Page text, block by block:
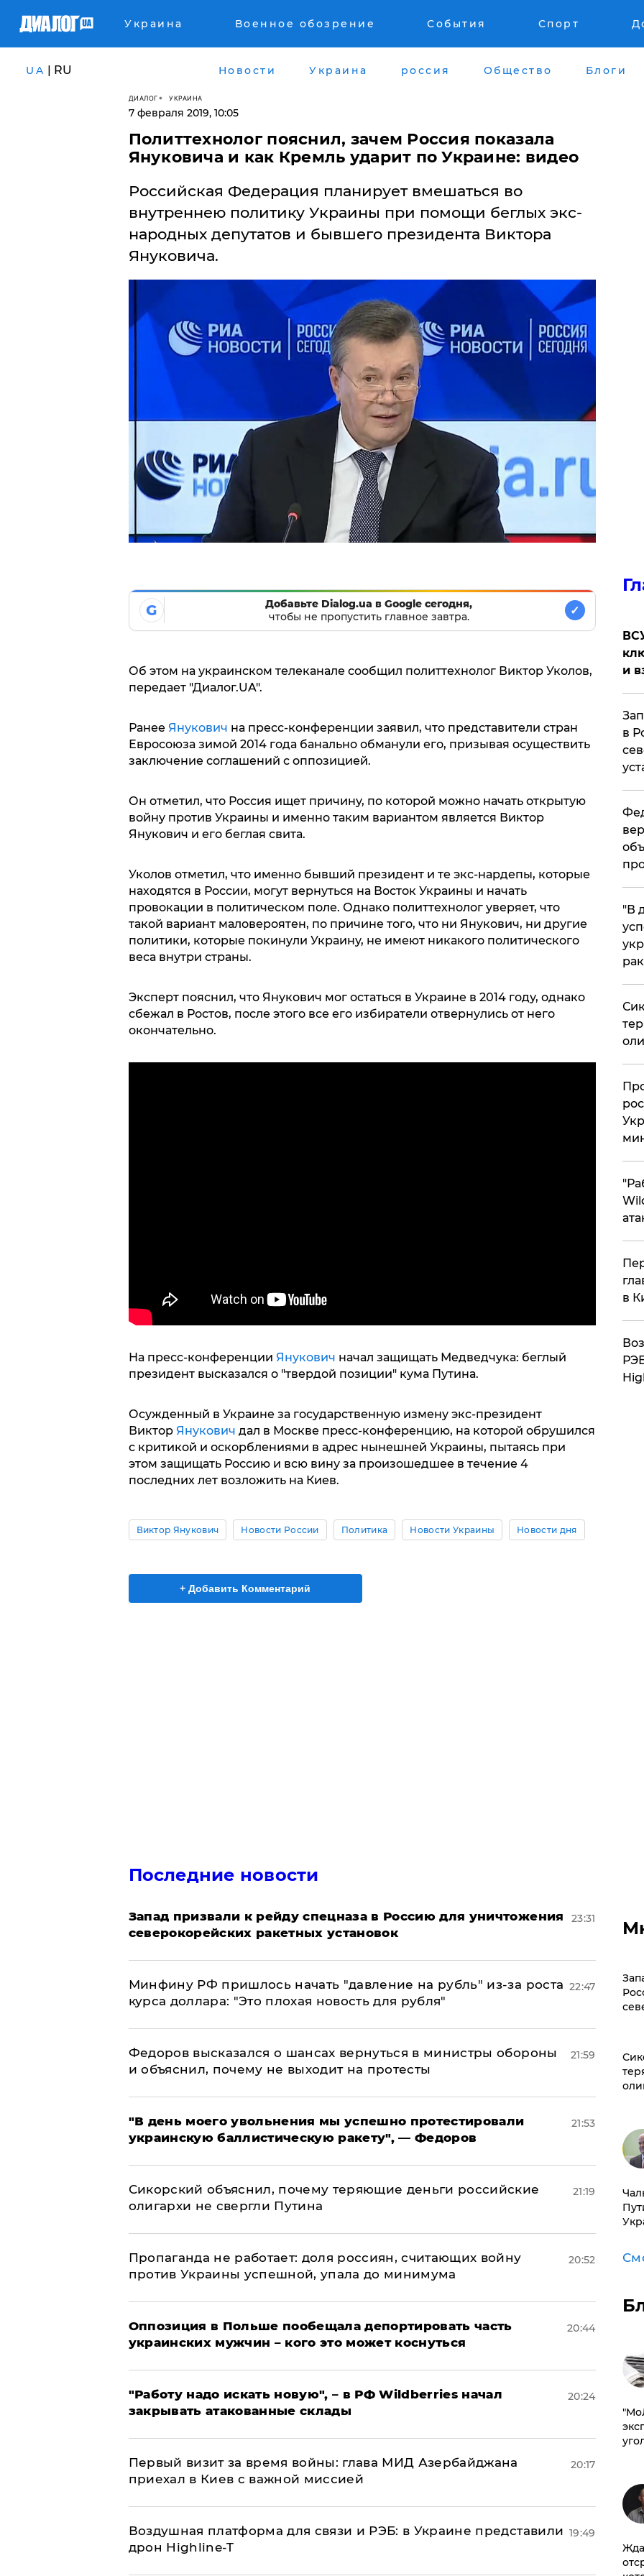
Украина Военное обозрение События Спорт
UA | RU Новости Украина россия Общество Блоги
ДИАЛОГ УКРАИНА
7 февраля 2019, 10:05
Политтехнолог пояснил, зачем Россия показала
Януковича и как Кремль ударит по Украине: видео
Российская Федерация планирует вмешаться во
внутреннею политику Украины при помощи беглых экс-
народных депутатов и бывшего президента Виктора
Януковича.
G
Добавьте Dialog.ua в Google сегодня,
чтобы не пропустить главное завтра.
✓
Об этом на украинском телеканале сообщил политтехнолог Виктор Уколов,
передает "Диалог.UA".
Ранее Янукович на пресс-конференции заявил, что представители стран
Евросоюза зимой 2014 года банально обманули его, призывая осуществить
заключение соглашений с оппозицией.
Он отметил, что Россия ищет причину, по которой можно начать открытую
войну против Украины и именно таким вариантом является Виктор
Янукович и его беглая свита.
Уколов отметил, что именно бывший президент и те экс-нардепы, которые
находятся в России, могут вернуться на Восток Украины и начать
провокации в политическом поле. Однако политтехнолог уверяет, что
такой вариант маловероятен, по причине того, что ни Янукович, ни другие
политики, которые покинули Украину, не имеют никакого политического
веса внутри страны.
Эксперт пояснил, что Янукович мог остаться в Украине в 2014 году, однако
сбежал в Ростов, после этого все его избиратели отвернулись от него
окончательно.
На пресс-конференции Янукович начал защищать Медведчука: беглый
президент высказался о "твердой позиции" кума Путина.
Осужденный в Украине за государственную измену экс-президент
Виктор Янукович дал в Москве пресс-конференцию, на которой обрушился
с критикой и оскорблениями в адрес нынешней Украины, пытаясь при
этом защищать Россию и всю вину за произошедшее в течение 4
последних лет возложить на Киев.
Виктор Янукович Новости России Политика Новости Украины Новости дня
+ Добавить Комментарий
Последние новости
Запад призвали к рейду спецназа в Россию для уничтожения
северокорейских ракетных установок
23:31
Минфину РФ пришлось начать "давление на рубль" из-за роста
курса доллара: "Это плохая новость для рубля"
22:47
Федоров высказался о шансах вернуться в министры обороны
и объяснил, почему не выходит на протесты
21:59
​"В день моего увольнения мы успешно протестировали
украинскую баллистическую ракету", — Федоров
21:53
Сикорский объяснил, почему теряющие деньги российские
олигархи не свергли Путина
21:19
​Пропаганда не работает: доля россиян, считающих войну
против Украины успешной, упала до минимума
20:52
Оппозиция в Польше пообещала депортировать часть
украинских мужчин – кого это может коснуться
20:44
"Работу надо искать новую", – в РФ Wildberries начал
закрывать атакованные склады
20:24
Первый визит за время войны: глава МИД Азербайджана
приехал в Киев с важной миссией
20:17
Воздушная платформа для связи и РЭБ: в Украине представили
дрон Highline-T
19:49
и
в
​"В
в